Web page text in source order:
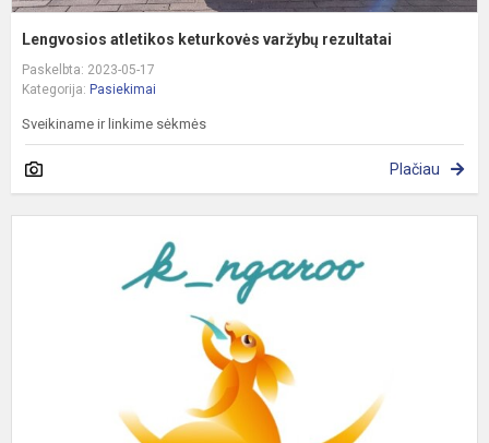
Lengvosios atletikos keturkovės varžybų rezultatai
Paskelbta: 2023-05-17
Kategorija: Pasiekimai
Sveikiname ir linkime sėkmės
Plačiau